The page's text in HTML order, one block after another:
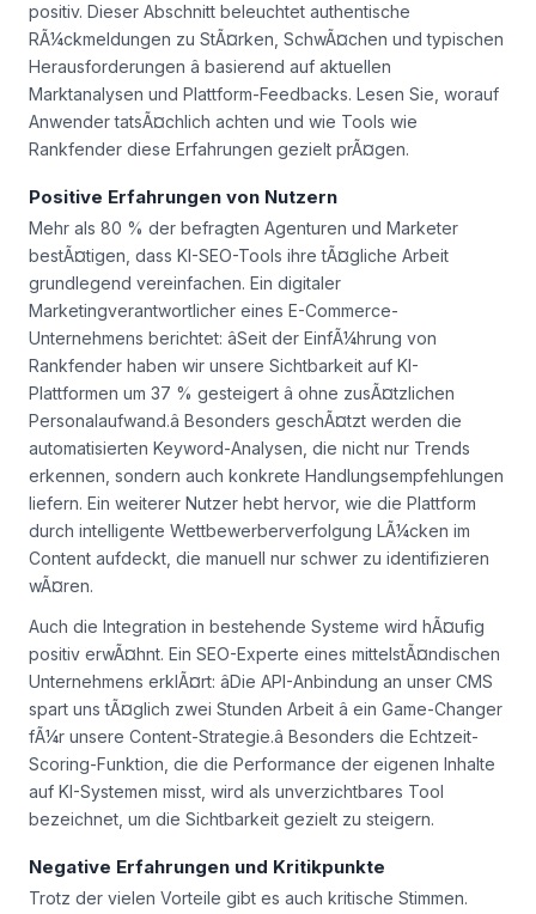
positiv. Dieser Abschnitt beleuchtet authentische
RÃ¼ckmeldungen zu StÃ¤rken, SchwÃ¤chen und typischen
Herausforderungen â basierend auf aktuellen
Marktanalysen und Plattform-Feedbacks. Lesen Sie, worauf
Anwender tatsÃ¤chlich achten und wie Tools wie
Rankfender diese Erfahrungen gezielt prÃ¤gen.
Positive Erfahrungen von Nutzern
Mehr als 80 % der befragten Agenturen und Marketer
bestÃ¤tigen, dass KI-SEO-Tools ihre tÃ¤gliche Arbeit
grundlegend vereinfachen. Ein digitaler
Marketingverantwortlicher eines E-Commerce-
Unternehmens berichtet: âSeit der EinfÃ¼hrung von
Rankfender haben wir unsere Sichtbarkeit auf KI-
Plattformen um 37 % gesteigert â ohne zusÃ¤tzlichen
Personalaufwand.â Besonders geschÃ¤tzt werden die
automatisierten Keyword-Analysen, die nicht nur Trends
erkennen, sondern auch konkrete Handlungsempfehlungen
liefern. Ein weiterer Nutzer hebt hervor, wie die Plattform
durch intelligente Wettbewerberverfolgung LÃ¼cken im
Content aufdeckt, die manuell nur schwer zu identifizieren
wÃ¤ren.
Auch die Integration in bestehende Systeme wird hÃ¤ufig
positiv erwÃ¤hnt. Ein SEO-Experte eines mittelstÃ¤ndischen
Unternehmens erklÃ¤rt: âDie API-Anbindung an unser CMS
spart uns tÃ¤glich zwei Stunden Arbeit â ein Game-Changer
fÃ¼r unsere Content-Strategie.â Besonders die Echtzeit-
Scoring-Funktion, die die Performance der eigenen Inhalte
auf KI-Systemen misst, wird als unverzichtbares Tool
bezeichnet, um die Sichtbarkeit gezielt zu steigern.
Negative Erfahrungen und Kritikpunkte
Trotz der vielen Vorteile gibt es auch kritische Stimmen.